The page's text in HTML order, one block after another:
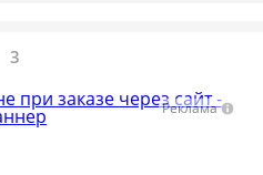
3
Реклама